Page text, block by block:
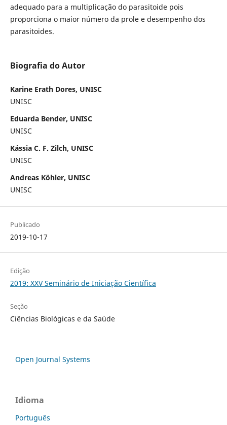
adequado para a multiplicação do parasitoide pois
proporciona o maior número da prole e desempenho dos
parasitoides.
Biografia do Autor
Karine Erath Dores, UNISC
UNISC
Eduarda Bender, UNISC
UNISC
Kássia C. F. Zilch, UNISC
UNISC
Andreas Köhler, UNISC
UNISC
Publicado
2019-10-17
Edição
2019: XXV Seminário de Iniciação Científica
Seção
Ciências Biológicas e da Saúde
Open Journal Systems
Idioma
Português